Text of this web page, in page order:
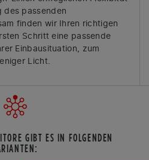
des passenden
finden wir Ihren richtigen
Schritt eine passende
Einbausituation, zum
Licht.
GIBT ES IN FOLGENDEN